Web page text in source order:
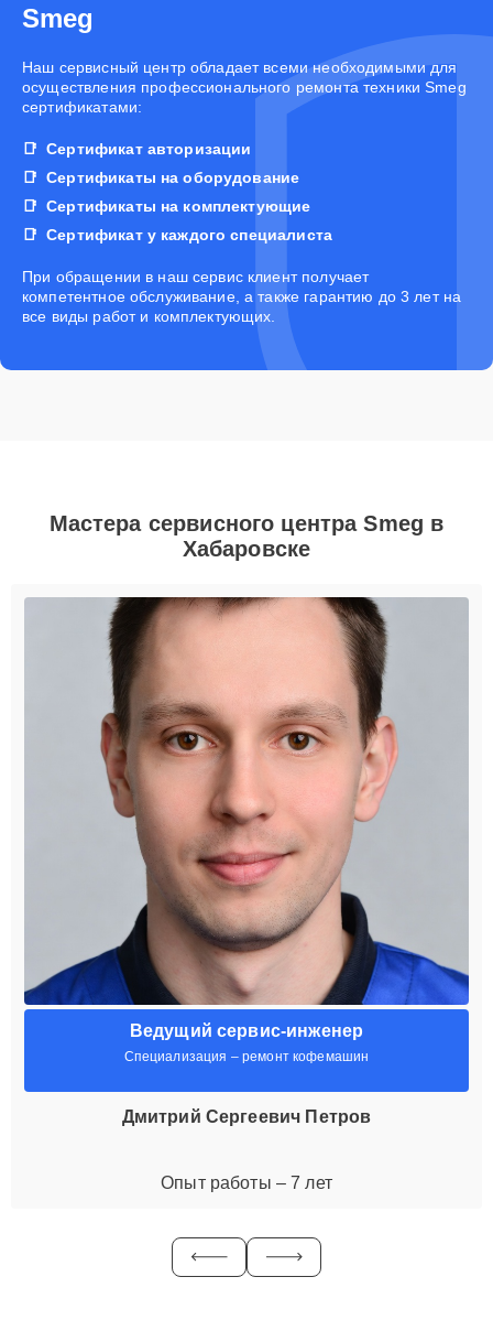
Smeg
Наш сервисный центр обладает всеми необходимыми для
осуществления профессионального ремонта техники Smeg
сертификатами:
Сертификат авторизации
Сертификаты на оборудование
Сертификаты на комплектующие
Сертификат у каждого специалиста
При обращении в наш сервис клиент получает
компетентное обслуживание, а также гарантию до 3 лет на
все виды работ и комплектующих.
Мастера сервисного центра Smeg в
Хабаровске
Ведущий сервис-инженер
Специализация – ремонт кофемашин
Дмитрий Сергеевич Петров
Опыт работы – 7 лет